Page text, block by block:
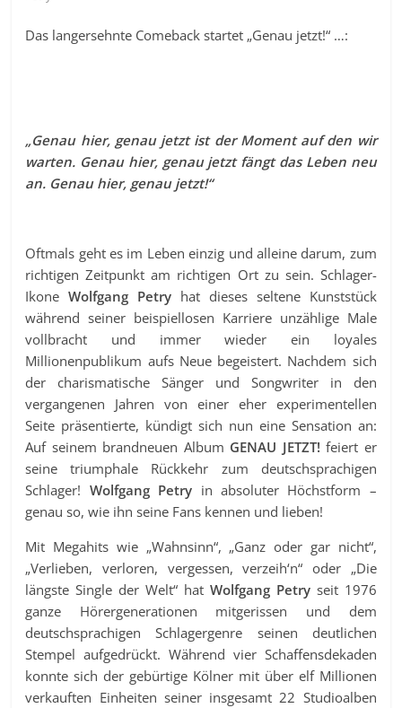
Das langersehnte Comeback startet „Genau jetzt!“ …:
„Genau hier, genau jetzt ist der Moment auf den wir
warten. Genau hier, genau jetzt fängt das Leben neu
an. Genau hier, genau jetzt!“
Oftmals geht es im Leben einzig und alleine darum, zum
richtigen Zeitpunkt am richtigen Ort zu sein. Schlager-
IkoneWolfgang Petry hat dieses seltene Kunststück
während seiner beispiellosen Karriere unzählige Male
vollbracht und immer wieder ein loyales
Millionenpublikum aufs Neue begeistert. Nachdem sich
der charismatische Sänger und Songwriter in den
vergangenen Jahren von einer eher experimentellen
Seite präsentierte, kündigt sich nun eine Sensation an:
Auf seinem brandneuen Album GENAU JETZT!feiert er
seine triumphale Rückkehr zum deutschsprachigen
Schlager! Wolfgang Petry in absoluter Höchstform –
genau so, wie ihn seine Fans kennen und lieben!
Mit Megahits wie „Wahnsinn“, „Ganz oder gar nicht“,
„Verlieben, verloren, vergessen, verzeih‘n“ oder „Die
längste Single der Welt“ hat Wolfgang Petryseit 1976
ganze Hörergenerationen mitgerissen und dem
deutschsprachigen Schlagergenre seinen deutlichen
Stempel aufgedrückt. Während vier Schaffensdekaden
konnte sich der gebürtige Kölner mit über elf Millionen
verkauften Einheiten seiner insgesamt 22 Studioalben